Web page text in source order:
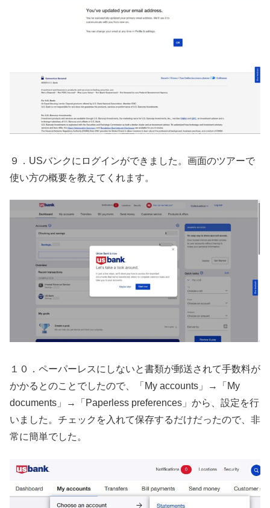
９．USバンクにログインができました。画面のツアーで
使い方の概要を教えてくれます。
１０．ペーパーレスにしないと書類が郵送されて手数料が
かかるとのことでしたので、「My accounts」→「My
documents」→「Paperless preferences」から、設定を行
いました。チェックを入れて保存するだけだったので、非
常に簡単でした。